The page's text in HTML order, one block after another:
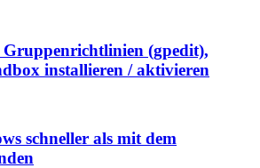
(gpedit),
installieren / aktivieren
schneller als mit dem